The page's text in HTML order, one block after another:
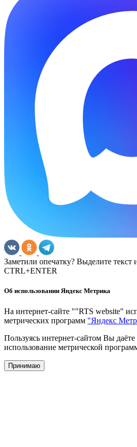
Заметили опечатку? Выделите текст
CTRL+ENTER
Об использовании Яндекс Метрика
На интернет-сайте ""RTS website"
метрических программ "Яндекс
Пользуясь интернет-сайтом Вы даёте
использование метрической
Принимаю